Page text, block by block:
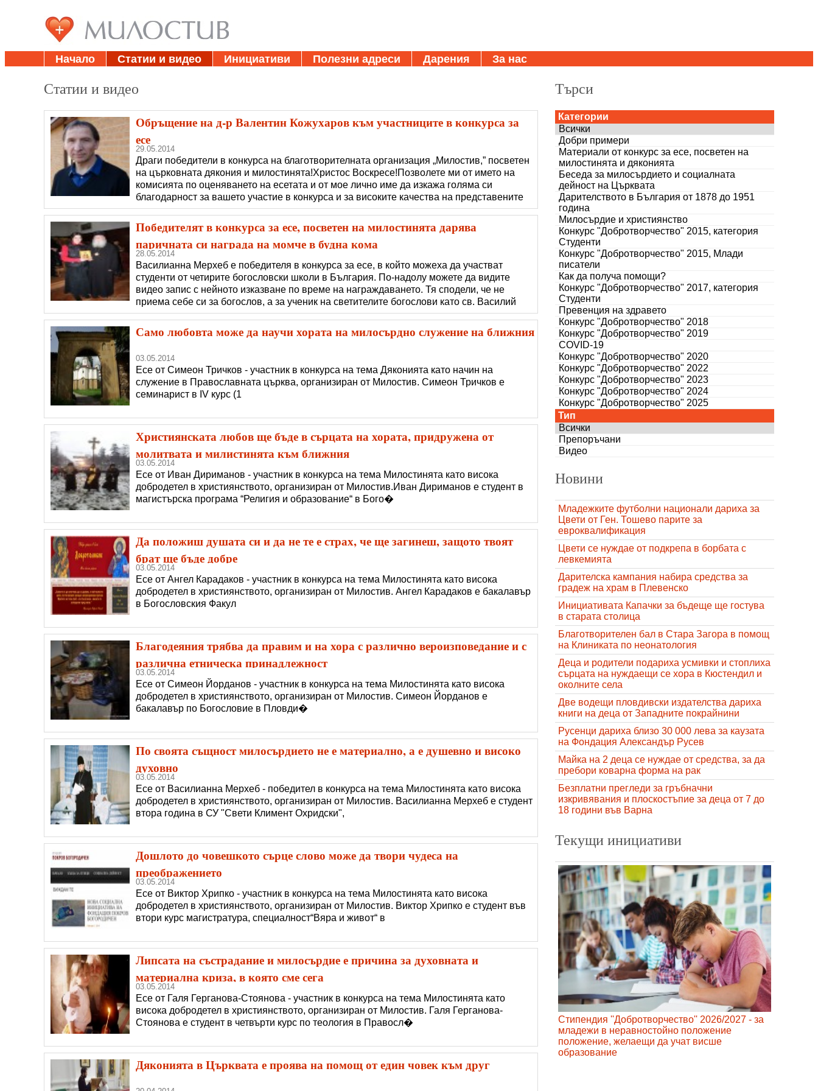
Начало Статии и видео Инициативи Полезни адреси Дарения За нас
Статии и видео
Обръщение на д-р Валентин Кожухаров към участниците в конкурса за
есе
29.05.2014
Драги победители в конкурса на благотворителната организация „Милостив,” посветен
на църковната дякония и милостинята!Христос Воскресе!Позволете ми от името на
комисията по оценяването на есетата и от мое лично име да изкажа голяма си
благодарност за вашето участие в конкурса и за високите качества на представените
от вас есета, които позволиха те да бъдат наградени и така тези награди да допринесат
поне малко за труда ви
Победителят в конкурса за есе, посветен на милостинята дарява
паричната си награда на момче в будна кома
28.05.2014
Василианна Мерхеб е победителя в конкурса за есе, в който можеха да участват
студенти от четирите богословски школи в България. По-надолу можете да видите
видео запис с нейното изказване по време на награждаването. Тя сподели, че не
приема себе си за богослов, а за ученик на светителите богослови като св. Василий
Велики, като не скри радостта си от това, че в лицето на всички семинаристи и б�
Само любовта може да научи хората на милосърдно служение на ближния
03.05.2014
Есе от Симеон Тричков - участник в конкурса на тема Дяконията като начин на
служение в Православната църква, организиран от Милостив. Симеон Тричков e
семинарист в IV курс (1
Християнската любов ще бъде в сърцата на хората, придружена от
молитвата и милистинята към ближния
03.05.2014
Есе от Иван Дириманов - участник в конкурса на тема Милостинята като висока
добродетел в християнството, организиран от Милостив.Иван Дириманов е студент в
магистърска програма “Религия и образование“ в Бого�
Да положиш душата си и да не те е страх, че ще загинеш, защото твоят
брат ще бъде добре
03.05.2014
Есе от Ангел Карадаков - участник в конкурса на тема Милостинята като висока
добродетел в християнството, организиран от Милостив. Ангел Карадаков e бакалавър
в Богословския Факул
Благодеяния трябва да правим и на хора с различно вероизповедание и с
различна етническа принадлежност
03.05.2014
Есе от Симеон Йорданов - участник в конкурса на тема Милостинята като висока
добродетел в християнството, организиран от Милостив. Симеон Йорданов e
бакалавър по Богословие в Пловди�
По своята същност милосърдието не е материално, а е душевно и високо
духовно
03.05.2014
Есе от Василианна Мерхеб - победител в конкурса на тема Милостинята като висока
добродетел в християнството, организиран от Милостив. Василианна Мерхеб е студент
втора година в СУ "Свети Климент Охридски",
Дошлото до човешкото сърце слово може да твори чудеса на
преображението
03.05.2014
Есе от Виктор Хрипко - участник в конкурса на тема Милостинята като висока
добродетел в християнството, организиран от Милостив. Виктор Хрипко е студент във
втори курс магистратура, специалност“Вяра и живот“ в
Липсата на състрадание и милосърдие е причина за духовната и
материална криза, в която сме сега
03.05.2014
Есе от Галя Герганова-Стоянова - участник в конкурса на тема Милостинята като
висока добродетел в християнството, организиран от Милостив. Галя Герганова-
Стоянова е студент в четвърти курс по теология в Правосл�
Дяконията в Църквата е проява на помощ от един човек към друг
Търси
Категории
Всички
Добри примери
Материали от конкурс за есе, посветен на
милостинята и дяконията
Беседа за милосърдието и социалната
дейност на Църквата
Дарителството в България от 1878 до 1951
година
Милосърдие и християнство
Конкурс "Добротворчество" 2015, категория
Студенти
Конкурс "Добротворчество" 2015, Млади
писатели
Как да получа помощи?
Конкурс "Добротворчество" 2017, категория
Студенти
Превенция на здравето
Конкурс "Добротворчество" 2018
Конкурс "Добротворчество" 2019
COVID-19
Конкурс "Добротворчество" 2020
Конкурс "Добротворчество" 2022
Конкурс "Добротворчество" 2023
Конкурс "Добротворчество" 2024
Конкурс "Добротворчество" 2025
Тип
Всички
Препоръчани
Видео
Новини
Младежките футболни национали дариха за
Цвети от Ген. Тошево парите за
евроквалификация
Цвети се нуждае от подкрепа в борбата с
левкемията
Дарителска кампания набира средства за
градеж на храм в Плевенско
Инициативата Капачки за бъдеще ще гостува
в старата столица
Благотворителен бал в Стара Загора в помощ
на Клиниката по неонатология
Деца и родители подариха усмивки и стоплиха
сърцата на нуждаещи се хора в Кюстендил и
околните села
Две водещи пловдивски издателства дариха
книги на деца от Западните покрайнини
Русенци дариха близо 30 000 лева за каузата
на Фондация Александър Русев
Майка на 2 деца се нуждае от средства, за да
пребори коварна форма на рак
Безплатни прегледи за гръбначни
изкривявания и плоскостъпие за деца от 7 до
18 години във Варна
Текущи инициативи
Стипендия ''Добротворчество'' 2026/2027 - за
младежи в неравностойно положение
положение, желаещи да учат висше
образование